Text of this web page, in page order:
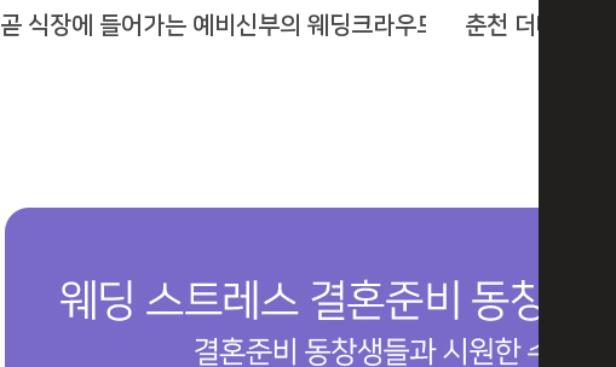
곧 식장에 들어가는 예비신부의 웨딩크라우드 신도림 웨스턴베
춘천 더테라리